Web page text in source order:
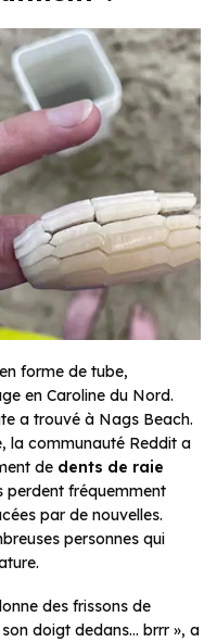
forme de tube,
en Caroline du Nord.
a trouvé à Nags Beach.
la communauté Reddit a
de dents de raie
perdent fréquemment
par de nouvelles.
personnes qui
des frissons de
doigt dedans… brrr », a